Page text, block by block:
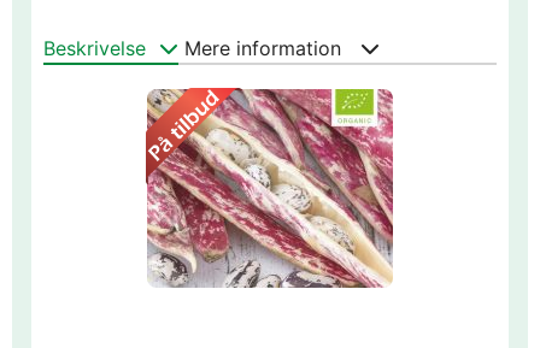
Beskrivelse Mere information